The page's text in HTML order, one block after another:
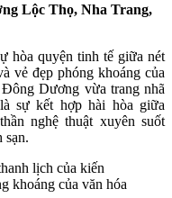
Lộc Thọ, Nha Trang,
hòa quyện tinh tế giữa nét
vẻ đẹp phóng khoáng của
Dương vừa trang nhã
sự kết hợp hài hòa giữa
nghệ thuật xuyên suốt
sạn.